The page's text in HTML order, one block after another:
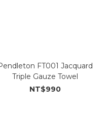
FT001 Jacquard
Triple Gauze Towel
NT$990